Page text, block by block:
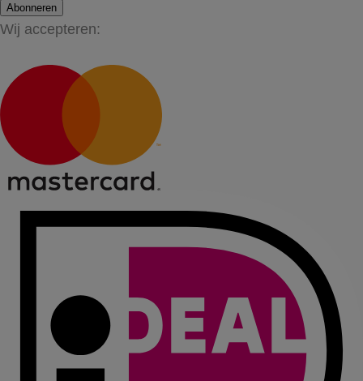
Abonneren
Wij accepteren: